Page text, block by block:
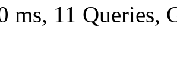
ms, 11 Queries,